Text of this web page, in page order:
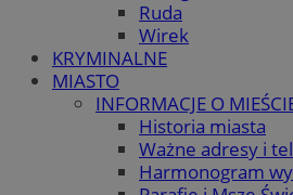
Ruda
Wirek
KRYMINALNE
MIASTO
INFORMACJE O
Historia miasta
Ważne adresy i
Harmonogram